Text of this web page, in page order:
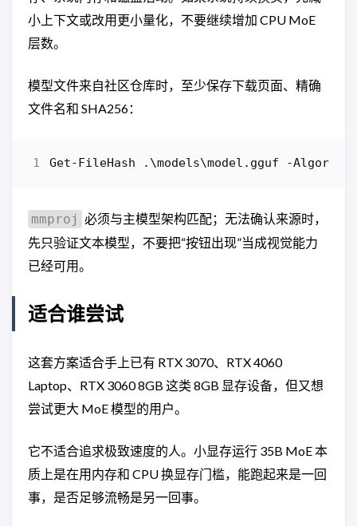
小上下文或改用更小量化，不要继续增加 CPU MoE
层数。
模型文件来自社区仓库时，至少保存下载页面、精确
文件名和 SHA256：
Get-FileHash .\models\model . gguf -
mmproj 必须与主模型架构匹配；无法确认来源时，
先只验证文本模型，不要把“按钮出现”当成视觉能力
已经可用。
适合谁尝试
这套方案适合手上已有 RTX 3070、RTX 4060
Laptop、RTX 3060 8GB 这类 8GB 显存设备，但又想
尝试更大 MoE 模型的用户。
它不适合追求极致速度的人。小显存运行 35B MoE 本
质上是在用内存和 CPU 换显存门槛，能跑起来是一回
事，是否足够流畅是另一回事。